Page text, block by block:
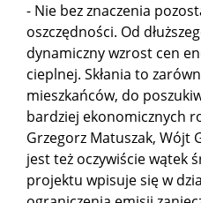
- Nie bez znaczenia
oszczędności. Od
dynamiczny wzrost cen
cieplnej. Skłania to
mieszkańców, do
bardziej ekonomicznych
Grzegorz Matuszak, Wójt
jest też oczywiście wątek
projektu wpisuje się w